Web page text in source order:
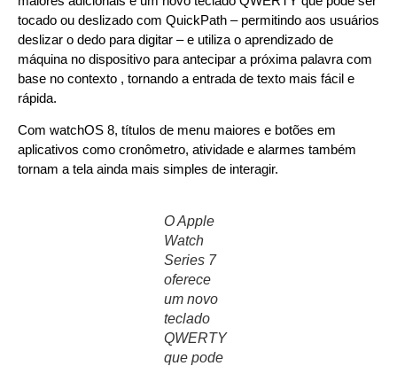
tocado ou deslizado com QuickPath – permitindo aos usuários
deslizar o dedo para digitar – e utiliza o aprendizado de
máquina no dispositivo para antecipar a próxima palavra com
base no contexto , tornando a entrada de texto mais fácil e
rápida.
Com watchOS 8, títulos de menu maiores e botões em
aplicativos como cronômetro, atividade e alarmes também
tornam a tela ainda mais simples de interagir.
O Apple
Watch
Series 7
oferece
um novo
teclado
QWERTY
que pode